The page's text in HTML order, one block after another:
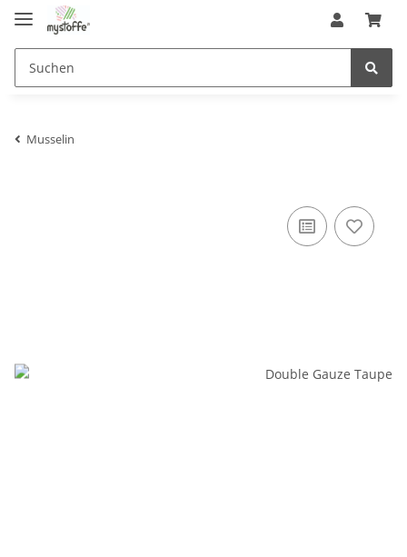
Musselin